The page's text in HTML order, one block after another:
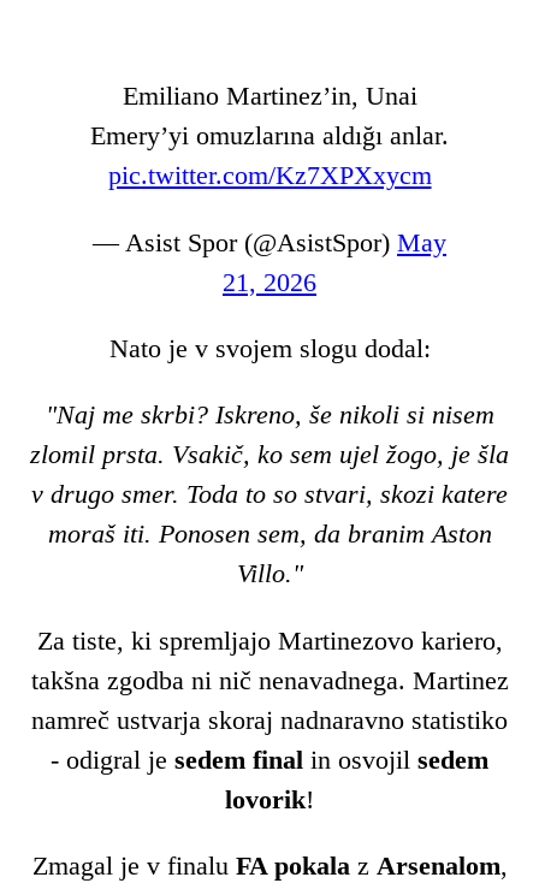
Emiliano Martinez’in, Unai
Emery’yi omuzlarına aldığı anlar.
pic.twitter.com/Kz7XPXxycm
— Asist Spor (@AsistSpor) May
21, 2026
Nato je v svojem slogu dodal:
"Naj me skrbi? Iskreno, še nikoli si nisem
zlomil prsta. Vsakič, ko sem ujel žogo, je šla
v drugo smer. Toda to so stvari, skozi katere
moraš iti. Ponosen sem, da branim Aston
Villo."
Za tiste, ki spremljajo Martinezovo kariero,
takšna zgodba ni nič nenavadnega. Martinez
namreč ustvarja skoraj nadnaravno statistiko
- odigral je sedem final in osvojil sedem
lovorik!
Zmagal je v finalu FA pokalaz Arsenalom,